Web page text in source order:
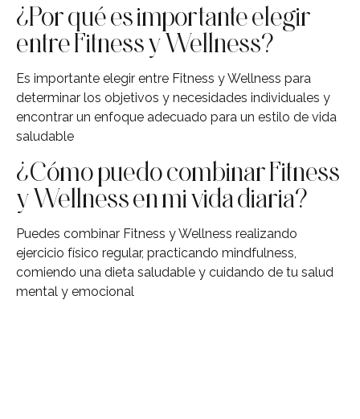
¿Por qué es importante elegir
entre Fitness y Wellness?
Es importante elegir entre Fitness y Wellness para
determinar los objetivos y necesidades individuales y
encontrar un enfoque adecuado para un estilo de vida
saludable
¿Cómo puedo combinar Fitness
y Wellness en mi vida diaria?
Puedes combinar Fitness y Wellness realizando
ejercicio físico regular, practicando mindfulness,
comiendo una dieta saludable y cuidando de tu salud
mental y emocional